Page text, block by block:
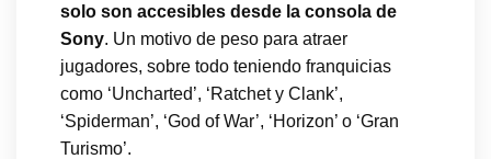
solo son accesibles desde la consola de
Sony. Un motivo de peso para atraer
jugadores, sobre todo teniendo franquicias
como ‘Uncharted’, ‘Ratchet y Clank’,
‘Spiderman’, ‘God of War’, ‘Horizon’ o ‘Gran
Turismo’.